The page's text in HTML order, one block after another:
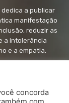
dedica a publicar
manifestação
reduzir as
a intolerância
e a empatia.
concorda